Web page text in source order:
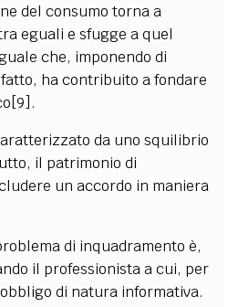
del consumo torna a
eguali e sfugge a quel
che, imponendo di
ha contribuito a fondare
da uno squilibrio
il patrimonio di
un accordo in maniera
di inquadramento è,
il professionista a cui, per
di natura informativa.